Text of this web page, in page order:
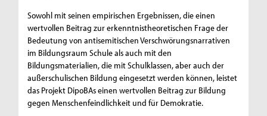
Sowohl mit seinen empirischen Ergebnissen, die einen
wertvollen Beitrag zur erkenntnistheoretischen Frage der
Bedeutung von antisemitischen Verschwörungsnarrativen
im Bildungsraum Schule als auch mit den
Bildungsmaterialien, die mit Schulklassen, aber auch der
außerschulischen Bildung eingesetzt werden können, leistet
das Projekt DipoBAs einen wertvollen Beitrag zur Bildung
gegen Menschenfeindlichkeit und für Demokratie.